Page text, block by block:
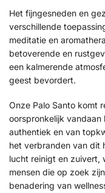
Het fijngesneden en
verschillende
meditatie en
betoverende en
een kalmerende
geest bevordert.
Onze Palo Santo komt
oorspronkelijk
authentiek en van
het verbranden van dit
lucht reinigt en zuivert,
mensen die op zoek
benadering van